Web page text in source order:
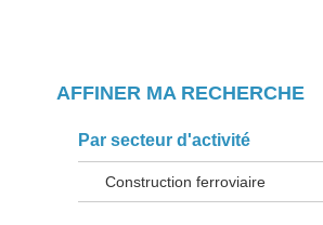
AFFINER MA RECHERCHE
Par secteur d'activité
Construction ferroviaire